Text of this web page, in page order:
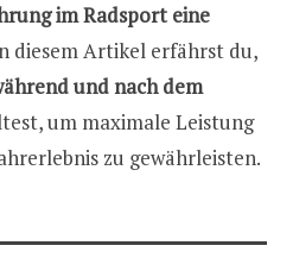
im Radsport eine
diesem Artikel erfährst du,
und nach dem
um maximale Leistung
zu gewährleisten.